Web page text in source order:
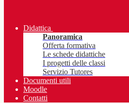
Didattica
Panoramica
Offerta formativa
Le schede didattiche
I progetti delle classi
Servizio Tutores
Documenti utili
Moodle
Contatti